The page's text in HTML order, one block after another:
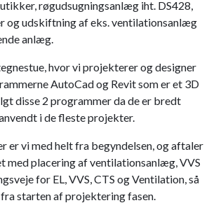
røgudsugningsanlæg iht. DS428,
og udskiftning af eks. ventilationsanlæg
anlæg.
hvor vi projekterer og designer
AutoCad og Revit som er et 3D
disse 2 programmer da de er bredt
i de fleste projekter.
er vi med helt fra begyndelsen, og aftaler
med placering af ventilationsanlæg, VVS
for EL, VVS, CTS og Ventilation, så
starten af projektering fasen.​